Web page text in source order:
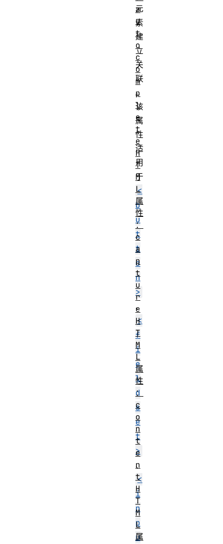
元
素
建
立
关
联
。
该
属
性
适
用
于
<
b
u
t
t
o
n
>
、
<
f
i
e
l
d
s
e
t
>
、
<
i
n
p
u
a
u
t
o
c
o
m
p
l
e
t
e
H
T
M
L
属
性
：
c
a
p
t
u
r
e
H
T
M
L
属
性
：
c
o
n
t
e
n
t
H
T
M
L
属